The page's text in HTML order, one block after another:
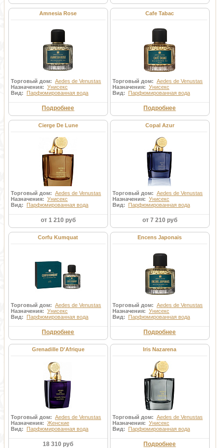
Amnesia Rose
Торговый дом: Aedes de Venustas
Назначения: Унисекс
Вид: Парфюмированная вода
Подробнее
Cafe Tabac
Торговый дом: Aedes de Venustas
Назначения: Унисекс
Вид: Парфюмированная вода
Подробнее
Cierge De Lune
Торговый дом: Aedes de Venustas
Назначения: Унисекс
Вид: Парфюмированная вода
от 1 210 руб
Copal Azur
Торговый дом: Aedes de Venustas
Назначения: Унисекс
Вид: Парфюмированная вода
от 7 210 руб
Corfu Kumquat
Торговый дом: Aedes de Venustas
Назначения: Унисекс
Вид: Парфюмированная вода
Подробнее
Encens Japonais
Торговый дом: Aedes de Venustas
Назначения: Унисекс
Вид: Парфюмированная вода
Подробнее
Grenadille D'Afrique
Торговый дом: Aedes de Venustas
Назначения: Женские
Вид: Парфюмированная вода
18 310 руб
Iris Nazarena
Торговый дом: Aedes de Venustas
Назначения: Унисекс
Вид: Парфюмированная вода
Подробнее